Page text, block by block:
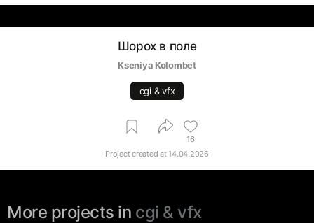
Шорох в поле
Kseniya Kolombet
cgi & vfx
16
Project created at14.04.2026
More projects in cgi & vfx